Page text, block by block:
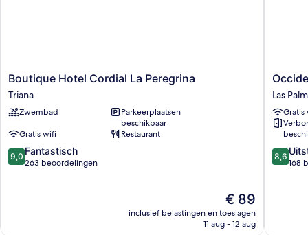
Boutique
Hotel
Cordial
La
Triana
Boutique Hotel Cordial La Peregrina
Triana
Zwembad
Parkeerplaatsen
beschikbaar
Gratis wifi
Restaurant
9.0
van
9,0 Fantastisch
263 beoordelingen
De
prijs
€ 89
inclusief belastingen en toeslagen
11 aug - 12 aug
Las
Las
Palmas
Gran
Canaria
Las
Gratis
8.6
van
8,6
168